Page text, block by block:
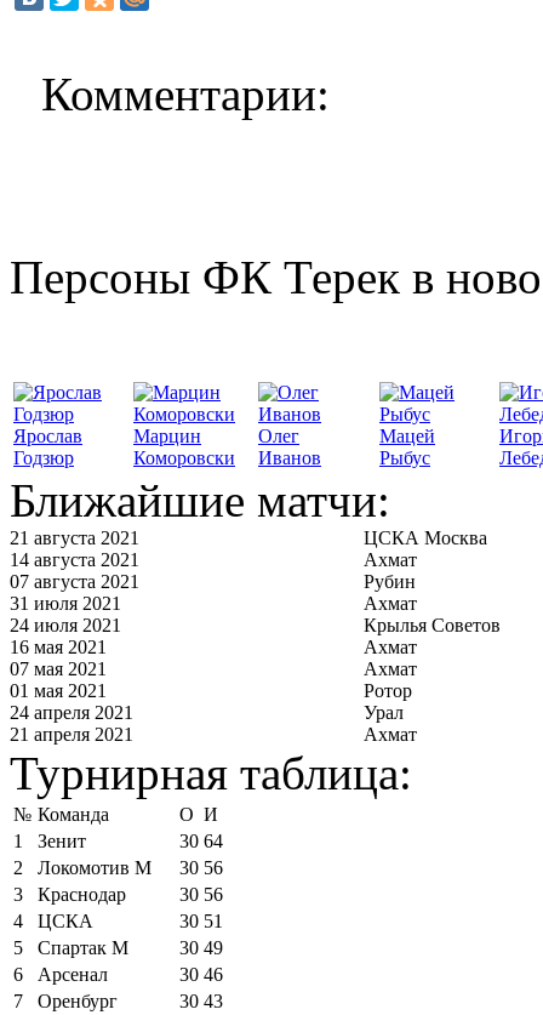
Комментарии:
Персоны ФК Терек в
Ярослав
Годзюр
Марцин
Коморовски
Олег
Иванов
Мацей
Рыбус
Ближайшие матчи:
21 августа 2021
ЦСКА Москва
14 августа 2021
Ахмат
07 августа 2021
Рубин
31 июля 2021
Ахмат
24 июля 2021
Крылья Советов
16 мая 2021
Ахмат
07 мая 2021
Ахмат
01 мая 2021
Ротор
24 апреля 2021
Урал
21 апреля 2021
Ахмат
Турнирная таблица:
№ Команда О И
1
Зенит 30 64
2
Локомотив М 30 56
3
Краснодар 30 56
4
ЦСКА 30 51
5
Спартак М 30 49
6
Арсенал 30 46
7
Оренбург 30 43